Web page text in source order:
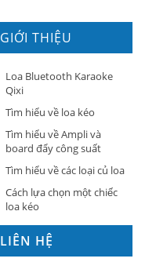
GIỚI THIỆU
Loa Bluetooth Karaoke
Qixi
Tìm hiểu về loa kéo
Tìm hiểu về Ampli và
board đẩy công suất
Tìm hiểu về các loại củ loa
Cách lựa chọn một chiếc
loa kéo
LIÊN HỆ